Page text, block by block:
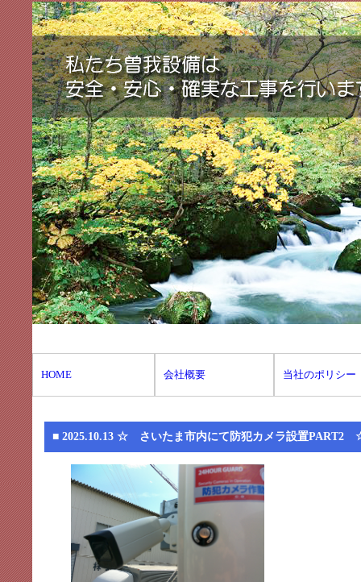
HOME 会社概要 当社のポリシー
■ 2025.10.13 ☆ さいたま市内にて防犯カメラ設置PART2